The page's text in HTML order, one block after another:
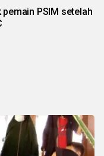
PSIM setelah